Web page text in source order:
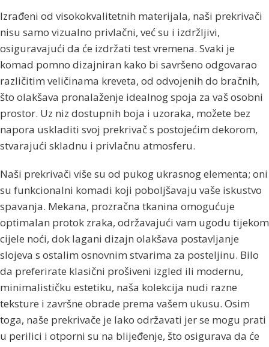
Izrađeni od visokokvalitetnih materijala, naši prekrivači
nisu samo vizualno privlačni, već su i izdržljivi,
osiguravajući da će izdržati test vremena. Svaki je
komad pomno dizajniran kako bi savršeno odgovarao
različitim veličinama kreveta, od odvojenih do bračnih,
što olakšava pronalaženje idealnog spoja za vaš osobni
prostor. Uz niz dostupnih boja i uzoraka, možete bez
napora uskladiti svoj prekrivač s postojećim dekorom,
stvarajući skladnu i privlačnu atmosferu.
Naši prekrivači više su od pukog ukrasnog elementa; oni
su funkcionalni komadi koji poboljšavaju vaše iskustvo
spavanja. Mekana, prozračna tkanina omogućuje
optimalan protok zraka, održavajući vam ugodu tijekom
cijele noći, dok lagani dizajn olakšava postavljanje
slojeva s ostalim osnovnim stvarima za posteljinu. Bilo
da preferirate klasični prošiveni izgled ili modernu,
minimalističku estetiku, naša kolekcija nudi razne
teksture i završne obrade prema vašem ukusu. Osim
toga, naše prekrivače je lako održavati jer se mogu prati
u perilici i otporni su na blijeđenje, što osigurava da će